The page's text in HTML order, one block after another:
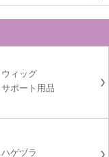
ウィッグ
サポート用品
ハゲヅラ